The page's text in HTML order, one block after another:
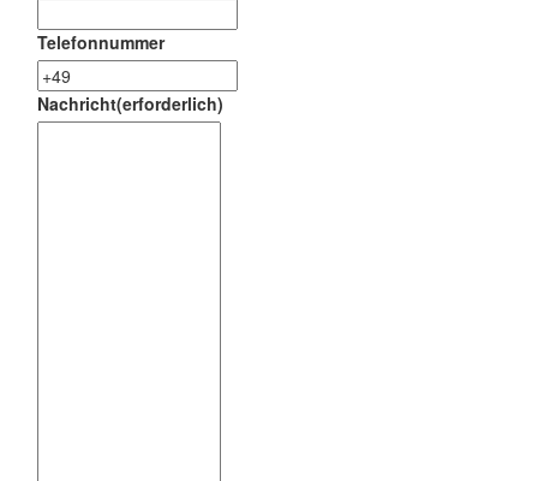
Telefonnummer
Nachricht(erforderlich)